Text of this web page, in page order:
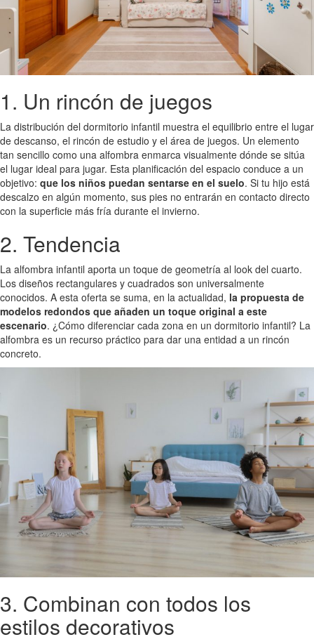
1. Un rincón de juegos
La distribución del dormitorio infantil muestra el equilibrio entre el lugar
de descanso, el rincón de estudio y el área de juegos. Un elemento
tan sencillo como una alfombra enmarca visualmente dónde se sitúa
el lugar ideal para jugar. Esta planificación del espacio conduce a un
objetivo: que los niños puedan sentarse en el suelo. Si tu hijo está
descalzo en algún momento, sus pies no entrarán en contacto directo
con la superficie más fría durante el invierno.
2. Tendencia
La alfombra infantil aporta un toque de geometría al look del cuarto.
Los diseños rectangulares y cuadrados son universalmente
conocidos. A esta oferta se suma, en la actualidad, la propuesta de
modelos redondos que añaden un toque original a este
escenario. ¿Cómo diferenciar cada zona en un dormitorio infantil? La
alfombra es un recurso práctico para dar una entidad a un rincón
concreto.
3. Combinan con todos los
estilos decorativos